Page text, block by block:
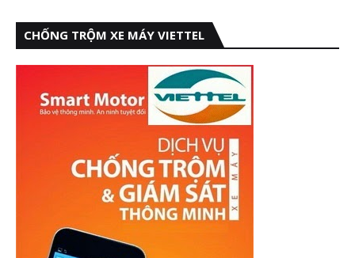
CHỐNG TRỘM XE MÁY VIETTEL